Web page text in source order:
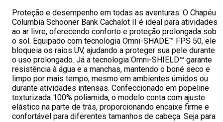
Proteção e desempenho em todas as aventuras. O Chapéu
Columbia Schooner Bank Cachalot II é ideal para atividades
ao ar livre, oferecendo conforto e proteção prolongada sob
o sol. Equipado com tecnologia Omni-SHADE™ FPS 50, ele
bloqueia os raios UV, ajudando a proteger sua pele durante
o uso prolongado. Já a tecnologia Omni-SHIELD™ garante
resistência à água e a manchas, mantendo o boné seco e
limpo por mais tempo, mesmo em ambientes úmidos ou
durante atividades intensas. Confeccionado em popeline
texturizada 100% poliamida, o modelo conta com ajuste
elástico na parte de trás, proporcionando encaixe firme e
confortável para diferentes tamanhos de cabeça. Seja para